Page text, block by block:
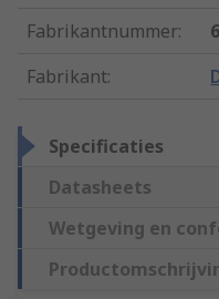
Fabrikantnummer:
Fabrikant:
Specificaties
Datasheets
Wetgeving en